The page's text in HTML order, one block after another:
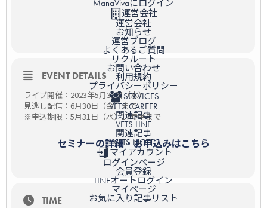
ManaVivaにログイン
運営会社
運営会社
お知らせ
運営ブログ
よくあるご質問
リクルート
お問い合わせ
利用規約
プライバシーポリシー
SERVICES
VETS CAREER
関連記事
VETS LINE
関連記事
VETS NOTE
マイアカウント
ログインページ
会員登録
LINEオートログイン
マイページ
お気に入り記事リスト
EVENT DETAILS
ライブ開催：2023年5月31日（水）
見逃し配信：6月30日（金）まで
※申込期限：5月31日（水）17時半まで
セミナーの詳細・お申込みはこちら
TIME